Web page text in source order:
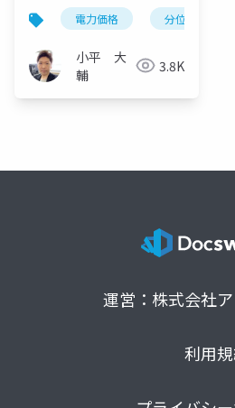
率的電力価格予測
電力価格 分位点予測
小平 大
輔
3.8K
運営：株式会社
利用